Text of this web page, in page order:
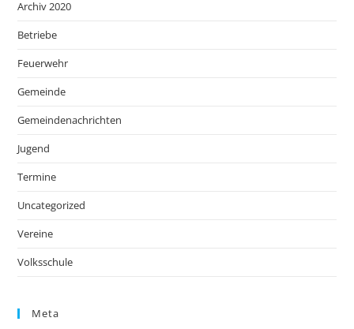
Archiv 2020
Betriebe
Feuerwehr
Gemeinde
Gemeindenachrichten
Jugend
Termine
Uncategorized
Vereine
Volksschule
Meta